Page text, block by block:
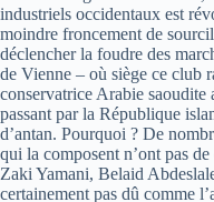
industriels occidentaux est
moindre froncement de
déclencher la foudre des
de Vienne – où siège ce club
conservatrice Arabie saoudite
passant par la République
d’antan. Pourquoi ? De
qui la composent n’ont pas
Zaki Yamani, Belaid
certainement pas dû comme